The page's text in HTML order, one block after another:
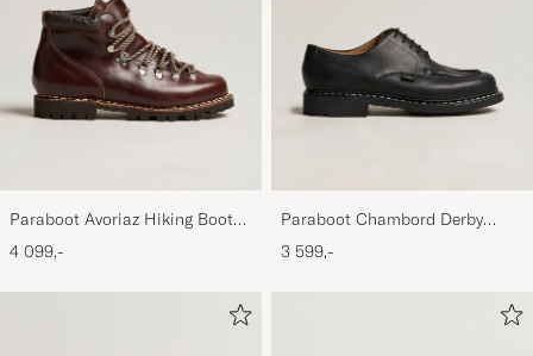
Paraboot Avoriaz Hiking Boot
Ecorce
4 099,-
Paraboot Chambord Derby
Black
3 599,-